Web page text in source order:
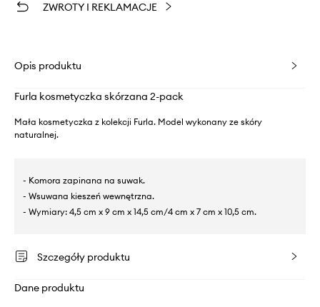
ZWROTY I REKLAMACJE
Opis produktu
Furla kosmetyczka skórzana 2-pack
Mała kosmetyczka z kolekcji Furla. Model wykonany ze skóry
naturalnej.
- Komora zapinana na suwak.
- Wsuwana kieszeń wewnętrzna.
- Wymiary: 4,5 cm x 9 cm x 14,5 cm/4 cm x 7 cm x 10,5 cm.
Szczegóły produktu
Dane produktu